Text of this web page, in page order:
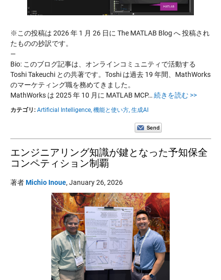
※この投稿は 2026 年 1 月 26 日に The MATLAB Blog へ 投稿され
たものの抄訳です。
—
Bio: このブログ記事は、オンラインコミュニティで活動する
Toshi Takeuchi との共著です。Toshi は過去 19 年間、MathWorks
のマーケティング職を務めてきました。
MathWorks は 2025 年 10 月に MATLAB MCP… 続きを読む >>
カテゴリ: Artificial Intelligence, 機能と使い方, 生成AI
エンジニアリング知識が鍵となった予知保全
コンペティション制覇
著者Michio Inoue, January 26, 2026